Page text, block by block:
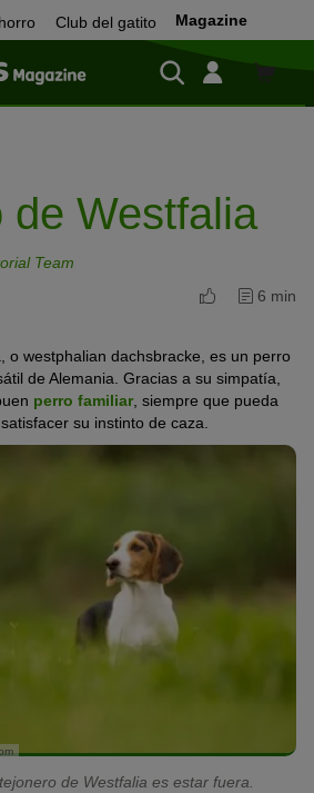
Club del gatito Magazine
Tienda
de Westfalia
Team
6 min
o westphalian dachsbracke, es un perro
de Alemania. Gracias a su simpatía,
perro familiar, siempre que pueda
su instinto de caza.
de Westfalia es estar fuera.